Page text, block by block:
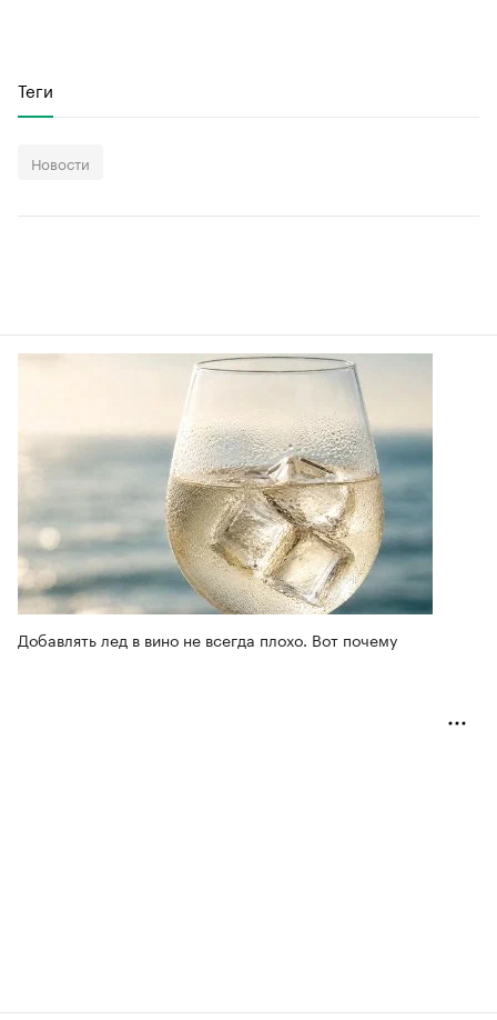
Теги
Новости
Добавлять лед в вино не всегда плохо. Вот почему